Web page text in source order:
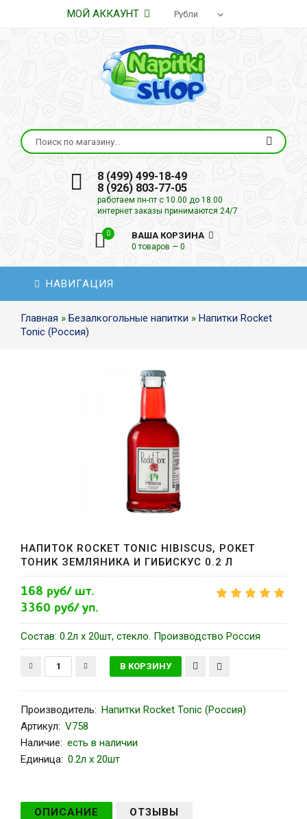
МОЙ АККАУНТ
8 (499) 499-18-49
8 (926) 803-77-05
работаем пн-пт с 10.00 до 18.00
интернет заказы принимаются 24/7
0 ВАША КОРЗИНА
0 товаров — 0
НАВИГАЦИЯ
Главная » Безалкогольные напитки » Напитки Rocket
Tonic (Россия)
НАПИТОК ROCKET TONIC HIBISCUS, РОКЕТ
ТОНИК ЗЕМЛЯНИКА И ГИБИСКУС 0.2 Л
168 руб/ шт.
3360 руб/ уп.
Состав: 0.2л x 20шт, стекло. Производство Россия
Производитель: Напитки Rocket Tonic (Россия)
Артикул: V758
Наличие: есть в наличии
Единица: 0.2л x 20шт
ОПИСАНИЕ
ОТЗЫВЫ